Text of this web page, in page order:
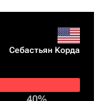
Себастьян Корда